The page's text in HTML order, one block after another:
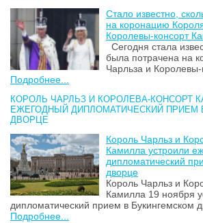
Стало известно,
на коронацию
Королевы-консорт
Сегодня стала
была потрачена на
Чарльза и Королевы-
Подробнее...
КОРОЛЬ ЧАРЛЬЗ И КОРОЛЕВА-КОНСОРТ
ЕЖЕГОДНЫЙ ДИПЛОМАТИЧЕСКИЙ ПРИЕМ
ДВОРЦЕ
Король Чарльз и
Камилла устроили
дипломатический
дворце
Король Чарльз и
Камилла 19 ноября
дипломатический прием в Букингемском
Подробнее...